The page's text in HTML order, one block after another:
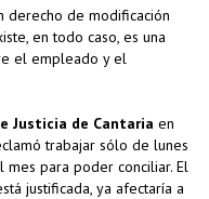
derecho de modificación
en todo caso, es una
el empleado y el
Justicia de Cantaria en
trabajar sólo de lunes
para poder conciliar. El
justificada, ya afectaría a